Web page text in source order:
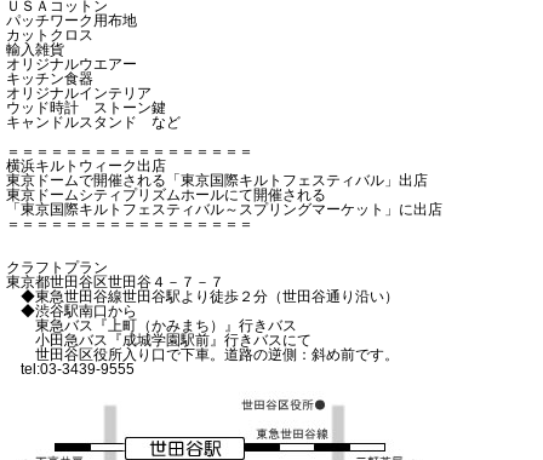
ＵＳＡコットン
パッチワーク用布地
カットクロス
輸入雑貨
オリジナルウエアー
キッチン食器
オリジナルインテリア
ウッド時計 ストーン鍵
キャンドルスタンド など
＝＝＝＝＝＝＝＝＝＝＝＝＝＝＝＝＝
横浜キルトウィーク出店
東京ドームで開催される「東京国際キルトフェスティバル」出店
東京ドームシティプリズムホールにて開催される
「東京国際キルトフェスティバル～スプリングマーケット」に出店
＝＝＝＝＝＝＝＝＝＝＝＝＝＝＝＝＝
クラフトプラン
東京都世田谷区世田谷４－７－７
◆東急世田谷線世田谷駅より徒歩２分（世田谷通り沿い）
◆渋谷駅南口から
東急バス『上町（かみまち）』行きバス
小田急バス『成城学園駅前』行きバスにて
世田谷区役所入り口で下車。道路の逆側：斜め前です。
tel:03-3439-9555